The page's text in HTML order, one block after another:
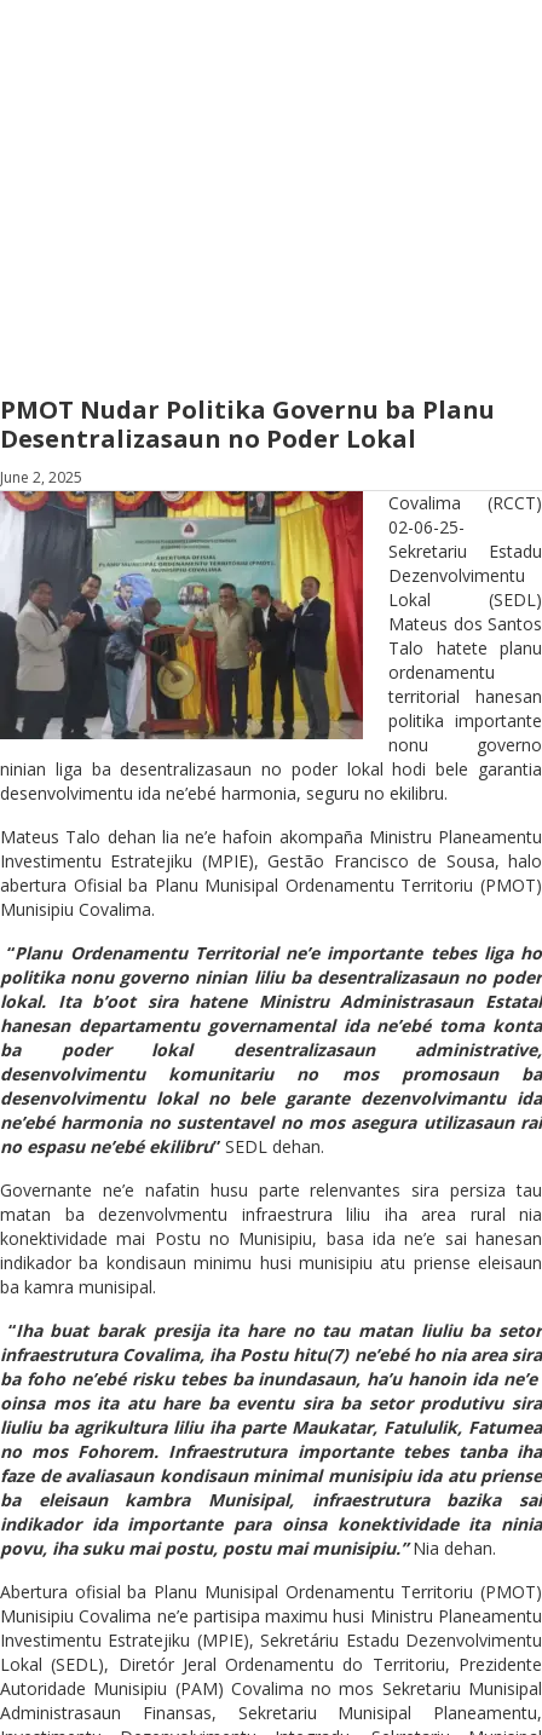
PMOT Nudar Politika Governu ba Planu
Desentralizasaun no Poder Lokal
June 2, 2025
Covalima (RCCT)
02-06-25-
Sekretariu Estadu
Dezenvolvimentu
Lokal (SEDL)
Mateus dos Santos
Talo hatete planu
ordenamentu
territorial hanesan
politika importante
nonu governo
ninian liga ba desentralizasaun no poder lokal hodi bele garantia
desenvolvimentu ida ne’ebé harmonia, seguru no ekilibru.
Mateus Talo dehan lia ne’e hafoin akompaña Ministru Planeamentu
Investimentu Estratejiku (MPIE), Gestão Francisco de Sousa, halo
abertura Ofisial ba Planu Munisipal Ordenamentu Territoriu (PMOT)
Munisipiu Covalima.
“Planu Ordenamentu Territorial ne’e importante tebes liga ho
politika nonu governo ninian liliu ba desentralizasaun no poder
lokal. Ita b’oot sira hatene Ministru Administrasaun Estatal
hanesan departamentu governamental ida ne’ebé toma konta
ba poder lokal desentralizasaun administrative,
desenvolvimentu komunitariu no mos promosaun ba
desenvolvimentu lokal no bele garante dezenvolvimantu ida
ne’ebé harmonia no sustentavel no mos asegura utilizasaun rai
no espasu ne’ebé ekilibru” SEDL dehan.
Governante ne’e nafatin husu parte relenvantes sira persiza tau
matan ba dezenvolvmentu infraestrura liliu iha area rural nia
konektividade mai Postu no Munisipiu, basa ida ne’e sai hanesan
indikador ba kondisaun minimu husi munisipiu atu priense eleisaun
ba kamra munisipal.
“Iha buat barak presija ita hare no tau matan liuliu ba setor
infraestrutura Covalima, iha Postu hitu(7) ne’ebé ho nia area sira
ba foho ne’ebé risku tebes ba inundasaun, ha’u hanoin ida ne’e
oinsa mos ita atu hare ba eventu sira ba setor produtivu sira
liuliu ba agrikultura liliu iha parte Maukatar, Fatululik, Fatumea
no mos Fohorem. Infraestrutura importante tebes tanba iha
faze de avaliasaun kondisaun minimal munisipiu ida atu priense
ba eleisaun kambra Munisipal, infraestrutura bazika sai
indikador ida importante para oinsa konektividade ita ninia
povu, iha suku mai postu, postu mai munisipiu.”Nia dehan.
Abertura ofisial ba Planu Munisipal Ordenamentu Territoriu (PMOT)
Munisipiu Covalima ne’e partisipa maximu husi Ministru Planeamentu
Investimentu Estratejiku (MPIE), Sekretáriu Estadu Dezenvolvimentu
Lokal (SEDL), Diretór Jeral Ordenamentu do Territoriu, Prezidente
Autoridade Munisipiu (PAM) Covalima no mos Sekretariu Munisipal
Administrasaun Finansas, Sekretariu Munisipal Planeamentu,